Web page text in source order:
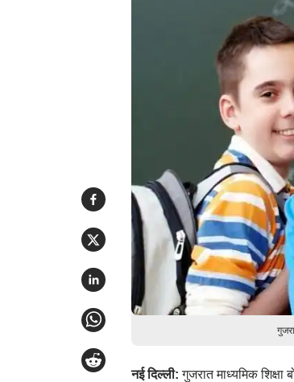
नई दिल्ली:गुजरात माध्यमिक शिक्षा